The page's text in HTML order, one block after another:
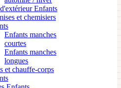
Enfants
et chemisiers
Enfants manches
courtes
Enfants manches
longues
et chauffe-corps